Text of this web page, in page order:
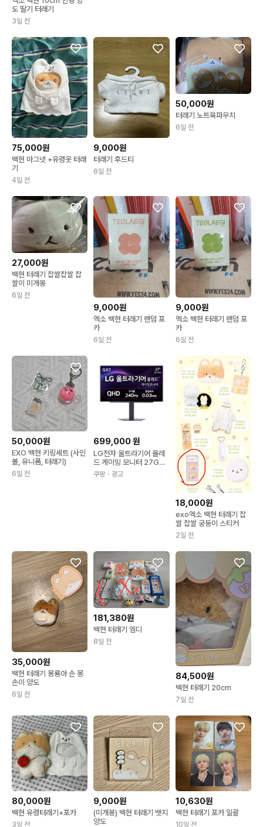
도 딸기 터래기
3일 전
75,000원
백현 마그넷 +유령옷 터래
기
4일 전
9,000원
터래기 후드티
6일 전
50,000원
터래기 노트북파우치
6일 전
27,000원
백현 터래기 찹쌀찹쌀 찹
쌀이 미개봉
6일 전
9,000원
엑소 백현 터래기 랜덤 포
카
6일 전
9,000원
엑소 백현 터래기 랜덤 포
카
6일 전
50,000원
EXO 백현 키링세트 (사인
볼, 유니폼, 터래기)
6일 전
699,000원
LG전자 울트라기어 올레
드 게이밍 모니터 27GX7
04A 67.3cm(27인치)
QHD 240Hz
쿠팡 ・광고
18,000원
exo엑소 백현 터래기 찹
쌀 찹쌀 궁둥이 스티커
2일 전
35,000원
백현 터래기 몽룡아 손 몽
손이 양도
6일 전
181,380원
백현 터래기 엠디
8일 전
84,500원
백현 터래기 20cm
7일 전
80,000원
백현 유령터래기+포카
3일 전
9,000원
(미개봉) 백현 터래기 뱃지
양도
10,630원
백현 터래기 포카 일괄
10일 전